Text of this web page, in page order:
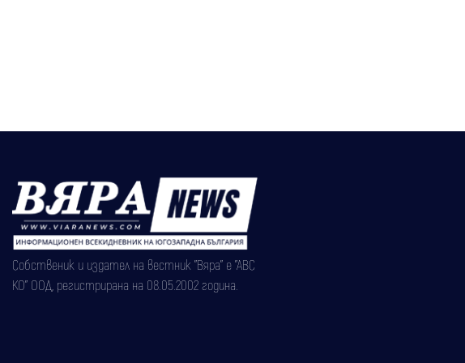
Собственик и издател на вестник "Вяра" е "АВС
КО" ООД, регистрирана на 08.05.2002 година.